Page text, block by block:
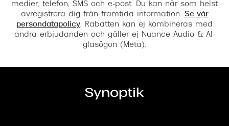
medier, telefon, SMS och e-post. Du kan när som helst
avregistrera dig från framtida information. Se vår
persondatapolicy. Rabatten kan ej kombineras med
andra erbjudanden och gäller ej Nuance Audio & AI-
glasögon (Meta).